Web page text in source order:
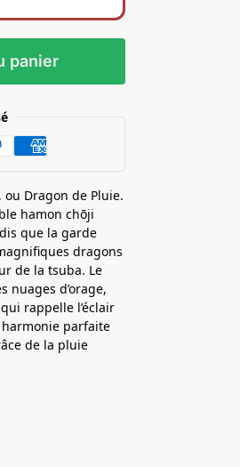
panier
ou Dragon de Pluie.
hamon chōji
que la garde
dragons
de la tsuba. Le
nuages d’orage,
rappelle l’éclair
parfaite
de la pluie